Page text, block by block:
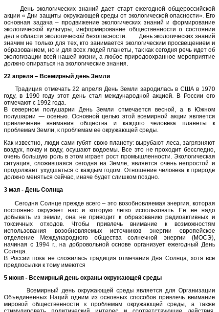
День экологических знаний дает старт ежегодной общероссийской
акции « Дни защиты окружающей среды от экологической опасности». Его
основная задача – продвижение экологических знаний и формирование
экологической культуры, информирование общественности о состоянии
дел в области экологической безопасности. День экологических знаний
значим не только для тех, кто занимается экологическим просвещением и
образованием, но и для всех людей планеты, так как сегодня речь идет об
экологизации всей нашей жизни, а любое природоохранное мероприятие
должно опираться на экологические знания.
22 апреля – Всемирный день Земли
Традиция отмечать 22 апреля День Земли зародилась в США в 1970
году, в 1990 году этот день стал международной акцией. В России его
отмечают с 1992 года.
В северном полушарии День Земли отмечается весной, а в Южном
полушарии — осенью. Основной целью этой всемирной акции является
привлечение внимания общества и каждого человека планеты к
проблемам Земли, к проблемам ее окружающей среды.
Как известно, люди сами губят свою планету: вырубают леса, загрязняют
воздух, почву и воду, осушают водоемы. Все это не проходит бесследно,
очень большую роль в этом играет рост промышленности. Экологическая
ситуация, сложившаяся сегодня на Земле, является очень непростой и
продолжает ухудшаться с каждым годом. Отношение человека к природе
должно меняться сейчас, иначе будет слишком поздно.
3 мая - День Солнца
Сегодня Солнце прежде всего – это возобновляемая энергия, которая
постоянно окружает нас и которую легко использовать. Ее не надо
добывать из земли, она не приводит к образованию радиоактивных и
токсичных отходов. Чтобы привлечь внимание к возможностям
использования возобновляемых источников энергии европейское
отделение Международного общества солнечной энергии (МОСЭ),
начиная с 1994 г., на добровольной основе организует ежегодный День
Солнца.
В России пока не сложилась традиция отмечания Дня Солнца, хотя все
предпосылки к тому имеются
5 июня - Всемирный день охраны окружающей среды
Всемирный день окружающей среды является для Организации
Объединенных Наций одним из основных способов привлечь внимание
мировой общественности к проблемам окружающей среды, а также